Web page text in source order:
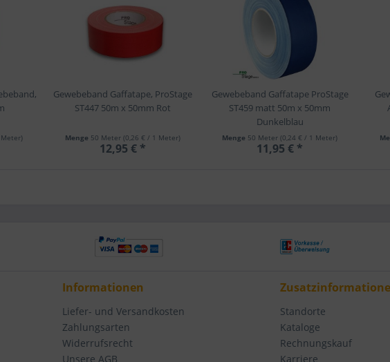
Gewebeband Gaffatape, ProStage
ST447 50m x 50mm Rot
Menge 50 Meter (0,26 € / 1 Meter)
12,95 € *
Gewebeband Gaffatape ProStage
ST459 matt 50m x 50mm
Dunkelblau
Menge 50 Meter(0,24 € / 1 Meter)
11,95 € *
Informationen
Liefer- und Versandkosten
Zahlungsarten
Widerrufsrecht
Unsere AGB
Standorte
Kataloge
Rechnungskauf
Karriere